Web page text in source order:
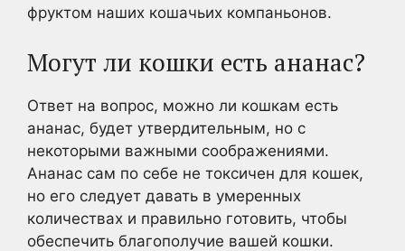
фруктом наших кошачьих компаньонов.
Могут ли кошки есть ананас?
Ответ на вопрос, можно ли кошкам есть
ананас, будет утвердительным, но с
некоторыми важными соображениями.
Ананас сам по себе не токсичен для кошек,
но его следует давать в умеренных
количествах и правильно готовить, чтобы
обеспечить благополучие вашей кошки.